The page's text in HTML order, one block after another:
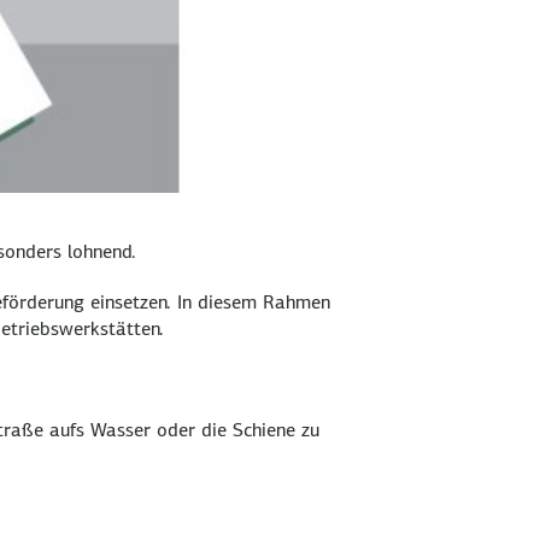
lohnend.
ein­setzen. In diesem Rahmen
aufs Wasser oder die Schiene zu